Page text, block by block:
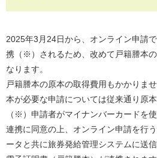
2025年3月24日から、オンライン申請
携（※）されるため、改めて戸籍謄本
なります。
戸籍謄本の原本の取得費用もかかりま
本が必要な申請については従来通り原本
（※）申請者がマイナンバーカードを
連携に同意の上、オンライン申請を行
ータと共に旅券発給管理システムに送